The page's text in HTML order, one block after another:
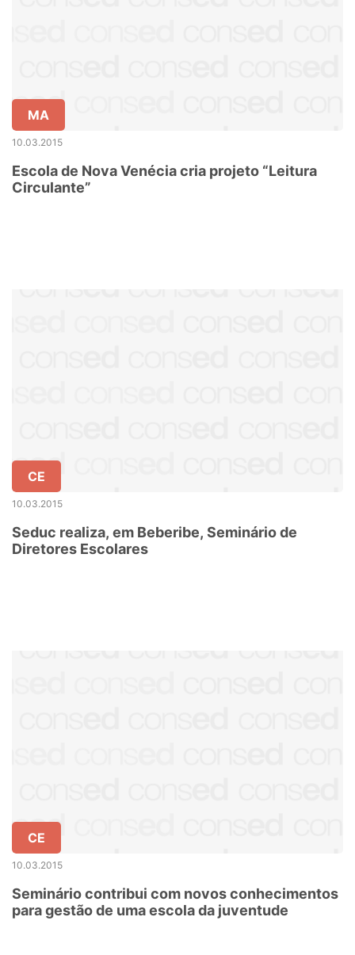
MA
10.03.2015
Escola de Nova Venécia cria projeto “Leitura
Circulante”
CE
10.03.2015
Seduc realiza, em Beberibe, Seminário de
Diretores Escolares
CE
10.03.2015
Seminário contribui com novos conhecimentos
para gestão de uma escola da juventude